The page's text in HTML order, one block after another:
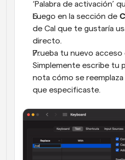
‘Palabra de activación’
Luego en la sección de
de Cal que te gustaría
directo.
Prueba tu nuevo
Simplemente escribe tu
nota cómo se reemplaza
que especificaste.